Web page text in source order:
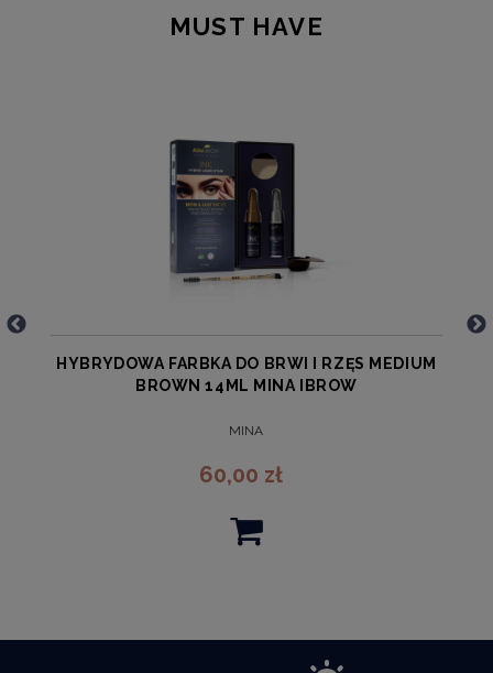
MUST HAVE
HYBRYDOWA FARBKA DO BRWI I RZĘS MEDIUM
BROWN 14ML MINA IBROW
MINA
60,00 zł